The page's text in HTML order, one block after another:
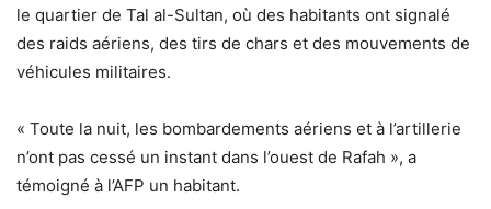
le quartier de Tal al-Sultan, où des habitants ont signalé
des raids aériens, des tirs de chars et des mouvements de
véhicules militaires.
« Toute la nuit, les bombardements aériens et à l’artillerie
n’ont pas cessé un instant dans l’ouest de Rafah », a
témoigné à l’AFP un habitant.